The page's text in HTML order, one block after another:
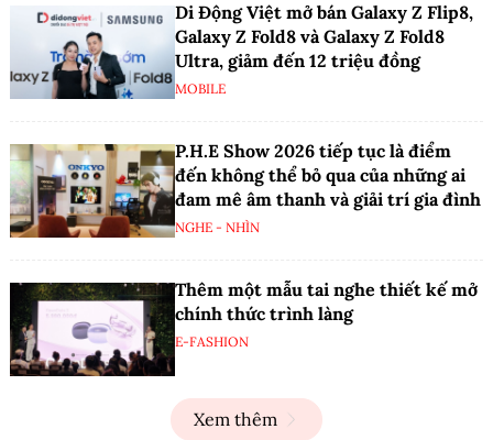
Di Động Việt mở bán Galaxy Z Flip8,
Galaxy Z Fold8 và Galaxy Z Fold8
Ultra, giảm đến 12 triệu đồng
MOBILE
P.H.E Show 2026 tiếp tục là điểm
đến không thể bỏ qua của những ai
đam mê âm thanh và giải trí gia đình
NGHE - NHÌN
Thêm một mẫu tai nghe thiết kế mở
chính thức trình làng
E-FASHION
Xem thêm